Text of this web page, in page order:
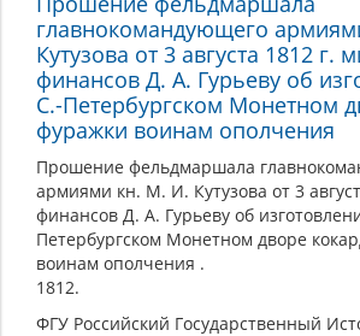
главнокомандующего
Кутузова от 3 августа 1812 г.
финансов Д. А. Гурьеву об
С.-Петербургском Монетном
фуражки воинам ополчения
Прошение фельдмаршала
армиями кн. М. И. Кутузова от 3
финансов Д. А. Гурьеву об
Петербургском Монетном дворе
воинам ополчения .
1812.
ФГУ Российский Государственный